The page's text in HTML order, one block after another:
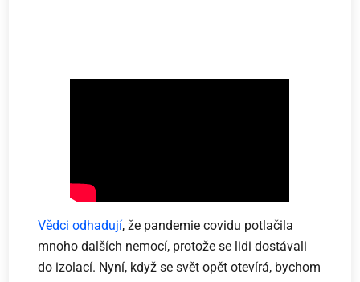
Vědci odhadují, že pandemie covidu potlačila
mnoho dalších nemocí, protože se lidi dostávali
do izolací. Nyní, když se svět opět otevírá, bychom